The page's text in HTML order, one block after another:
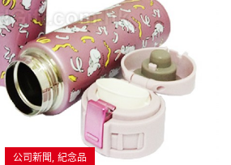
公司新聞 紀念品